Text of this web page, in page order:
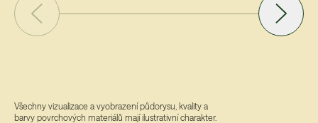
Všechny vizualizace a vyobrazení půdorysu, kvality a
barvy povrchových materiálů mají ilustrativní charakter.